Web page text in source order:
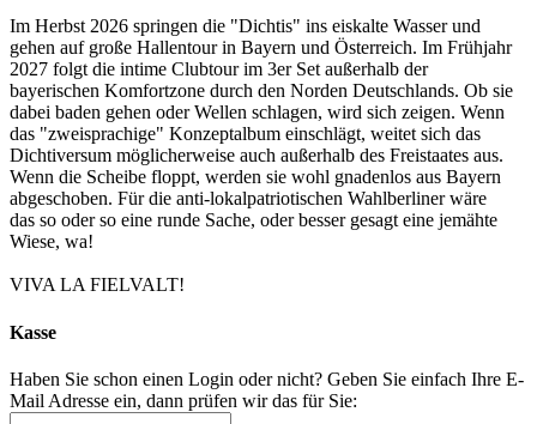
Im Herbst 2026 springen die "Dichtis" ins eiskalte Wasser und
gehen auf große Hallentour in Bayern und Österreich. Im Frühjahr
2027 folgt die intime Clubtour im 3er Set außerhalb der
bayerischen Komfortzone durch den Norden Deutschlands. Ob sie
dabei baden gehen oder Wellen schlagen, wird sich zeigen. Wenn
das "zweisprachige" Konzeptalbum einschlägt, weitet sich das
Dichtiversum möglicherweise auch außerhalb des Freistaates aus.
Wenn die Scheibe floppt, werden sie wohl gnadenlos aus Bayern
abgeschoben. Für die anti-lokalpatriotischen Wahlberliner wäre
das so oder so eine runde Sache, oder besser gesagt eine jemähte
Wiese, wa!
VIVA LA FIELVALT!
Kasse
Haben Sie schon einen Login oder nicht? Geben Sie einfach Ihre E-
Mail Adresse ein, dann prüfen wir das für Sie: